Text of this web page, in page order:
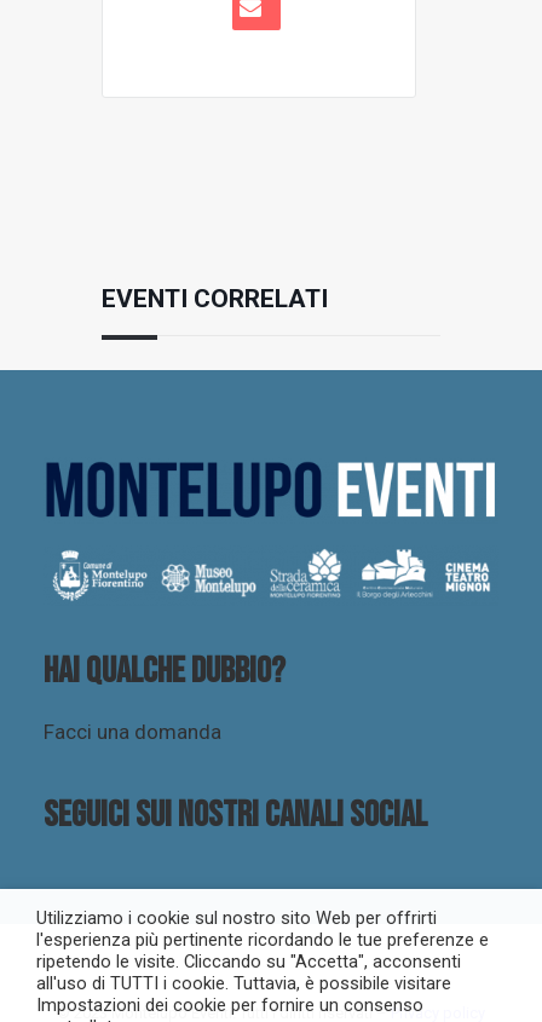
EVENTI CORRELATI
Hai qualche dubbio?
Facci una domanda
Seguici sui nostri canali social
© 2023 Montelupo Eventi. Tutti i diritti riservati –Privacy policy
Utilizziamo i cookie sul nostro sito Web per offrirti
l'esperienza più pertinente ricordando le tue preferenze e
ripetendo le visite. Cliccando su "Accetta", acconsenti
all'uso di TUTTI i cookie. Tuttavia, è possibile visitare
Impostazioni dei cookie per fornire un consenso